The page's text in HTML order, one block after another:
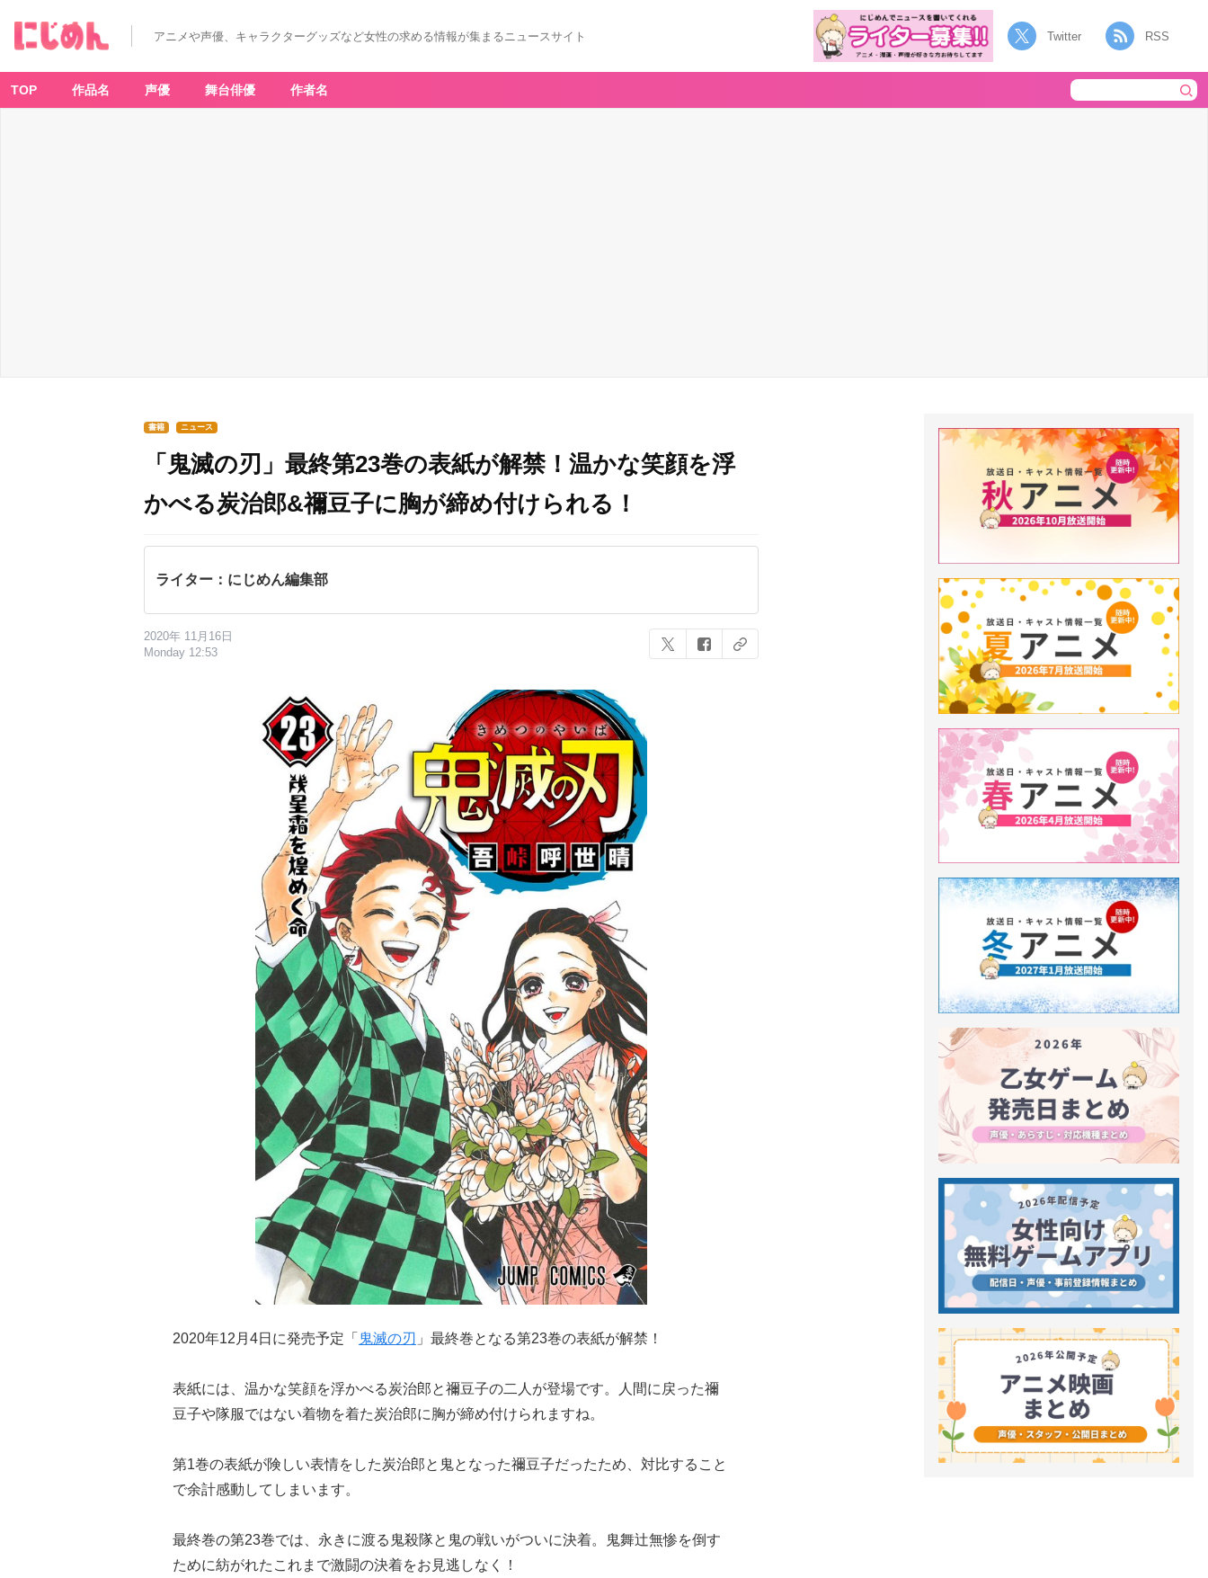
アニメや声優、キャラクターグッズなど女性の求める情報が集まるニュースサイト Twitter RSS
TOP 作品名 声優 舞台俳優 作者名
書籍 ニュース
「鬼滅の刃」最終第23巻の表紙が解禁！温かな笑顔を浮
かべる炭治郎&禰豆子に胸が締め付けられる！
ライター：にじめん編集部
2020年 11月16日
Monday 12:53
2020年12月4日に発売予定「 鬼滅の刃 」最終巻となる第23巻の表紙が解禁！
表紙には、温かな笑顔を浮かべる炭治郎と禰豆子の二人が登場です。人間に戻った禰
豆子や隊服ではない着物を着た炭治郎に胸が締め付けられますね。
第1巻の表紙が険しい表情をした炭治郎と鬼となった禰豆子だったため、対比すること
で余計感動してしまいます。
最終巻の第23巻では、永きに渡る鬼殺隊と鬼の戦いがついに決着。鬼舞辻無惨を倒す
ために紡がれたこれまで激闘の決着をお見逃しなく！